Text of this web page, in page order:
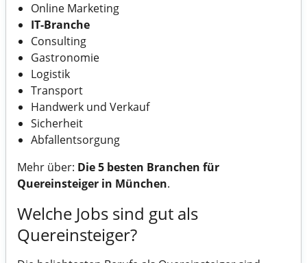
Online Marketing
IT-Branche
Consulting
Gastronomie
Logistik
Transport
Handwerk und Verkauf
Sicherheit
Abfallentsorgung
Mehr über: Die 5 besten Branchen für
Quereinsteiger in München.
Welche Jobs sind gut als
Quereinsteiger?